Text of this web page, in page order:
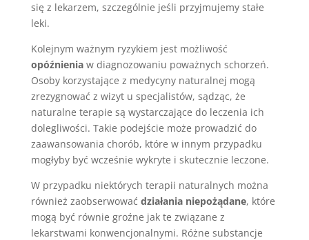
się z lekarzem, szczególnie jeśli przyjmujemy stałe
leki.
Kolejnym ważnym ryzykiem jest możliwość
opóźnieniaw diagnozowaniu poważnych schorzeń.
Osoby korzystające z medycyny naturalnej mogą
zrezygnować z wizyt u specjalistów, sądząc, że
naturalne terapie są wystarczające do leczenia ich
dolegliwości. Takie podejście może prowadzić do
zaawansowania chorób, które w innym przypadku
mogłyby być wcześnie wykryte i skutecznie leczone.
W przypadku niektórych terapii naturalnych można
również zaobserwować działania niepożądane, które
mogą być równie groźne jak te związane z
lekarstwami konwencjonalnymi. Różne substancje